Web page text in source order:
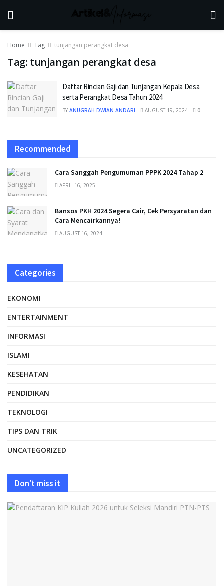
Home Tag tunjangan perangkat desa
Tag: tunjangan perangkat desa
Daftar Rincian Gaji dan Tunjangan Kepala Desa
serta Perangkat Desa Tahun 2024
BY ANUGRAH DWIAN ANDARI AUGUST 19, 2024 0
Recommended
Cara Sanggah Pengumuman PPPK 2024 Tahap 2
APRIL 16, 2025
Bansos PKH 2024 Segera Cair, Cek Persyaratan dan
Cara Mencairkannya!
AUGUST 16, 2024
Categories
EKONOMI
ENTERTAINMENT
INFORMASI
ISLAMI
KESEHATAN
PENDIDIKAN
TEKNOLOGI
TIPS DAN TRIK
UNCATEGORIZED
Don't miss it